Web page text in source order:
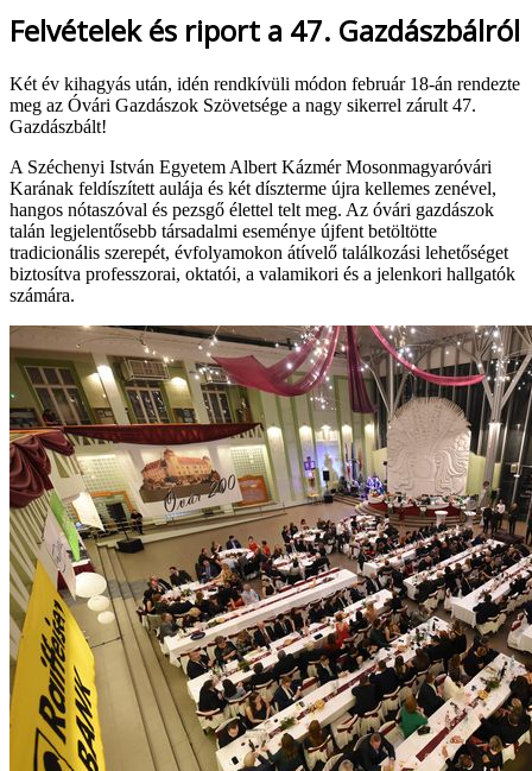
Felvételek és riport a 47. Gazdászbálról
Két év kihagyás után, idén rendkívüli módon február 18-án rendezte
meg az Óvári Gazdászok Szövetsége a nagy sikerrel zárult 47.
Gazdászbált!
A Széchenyi István Egyetem Albert Kázmér Mosonmagyaróvári
Karának feldíszített aulája és két díszterme újra kellemes zenével,
hangos nótaszóval és pezsgő élettel telt meg. Az óvári gazdászok
talán legjelentősebb társadalmi eseménye újfent betöltötte
tradicionális szerepét, évfolyamokon átívelő találkozási lehetőséget
biztosítva professzorai, oktatói, a valamikori és a jelenkori hallgatók
számára.